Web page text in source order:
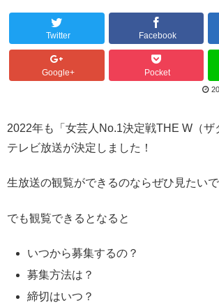
Twitter Facebook
Google+ Pocket
2022年も「女芸人No.1決定戦THE W（ザ
テレビ放送が決定しました！
生放送の観覧ができるのならぜひ見たいで
でも観覧できるとなると
いつから募集するの？
募集方法は？
締切はいつ？